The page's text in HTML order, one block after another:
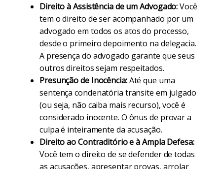
Direito à Assistência de um Advogado:Você
tem o direito de ser acompanhado por um
advogado em todos os atos do processo,
desde o primeiro depoimento na delegacia.
A presença do advogado garante que seus
outros direitos sejam respeitados.
Presunção de Inocência:Até que uma
sentença condenatória transite em julgado
(ou seja, não caiba mais recurso), você é
considerado inocente. O ônus de provar a
culpa é inteiramente da acusação.
Direito ao Contraditório e à Ampla Defesa:
Você tem o direito de se defender de todas
as acusações, apresentar provas, arrolar